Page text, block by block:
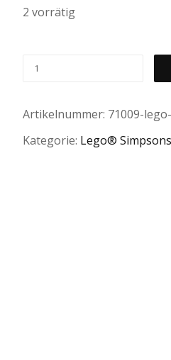
2 vorrätig
Artikelnummer: 71009-
Kategorie: Lego®